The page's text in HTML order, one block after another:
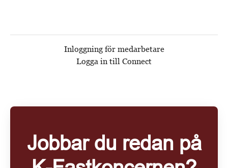
Inloggning för medarbetare
Logga in till Connect
Jobbar du redan på